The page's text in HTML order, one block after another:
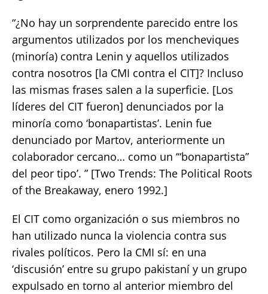
“¿No hay un sorprendente parecido entre los
argumentos utilizados por los mencheviques
(minoría) contra Lenin y aquellos utilizados
contra nosotros [la CMI contra el CIT]? Incluso
las mismas frases salen a la superficie. [Los
líderes del CIT fueron] denunciados por la
minoría como ‘bonapartistas’. Lenin fue
denunciado por Martov, anteriormente un
colaborador cercano… como un ‘“bonapartista”
del peor tipo’. ” [Two Trends: The Political Roots
of the Breakaway, enero 1992.]
El CIT como organización o sus miembros no
han utilizado nunca la violencia contra sus
rivales políticos. Pero la CMI sí: en una
‘discusión’ entre su grupo pakistaní y un grupo
expulsado en torno al anterior miembro del